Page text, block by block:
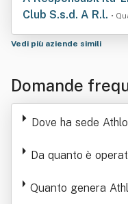
Club S.s.d. A R.l. •
Vedi più aziende simili
Domande
cietà Sportiva
Dove ha sede
Da quanto è
Quanto genera